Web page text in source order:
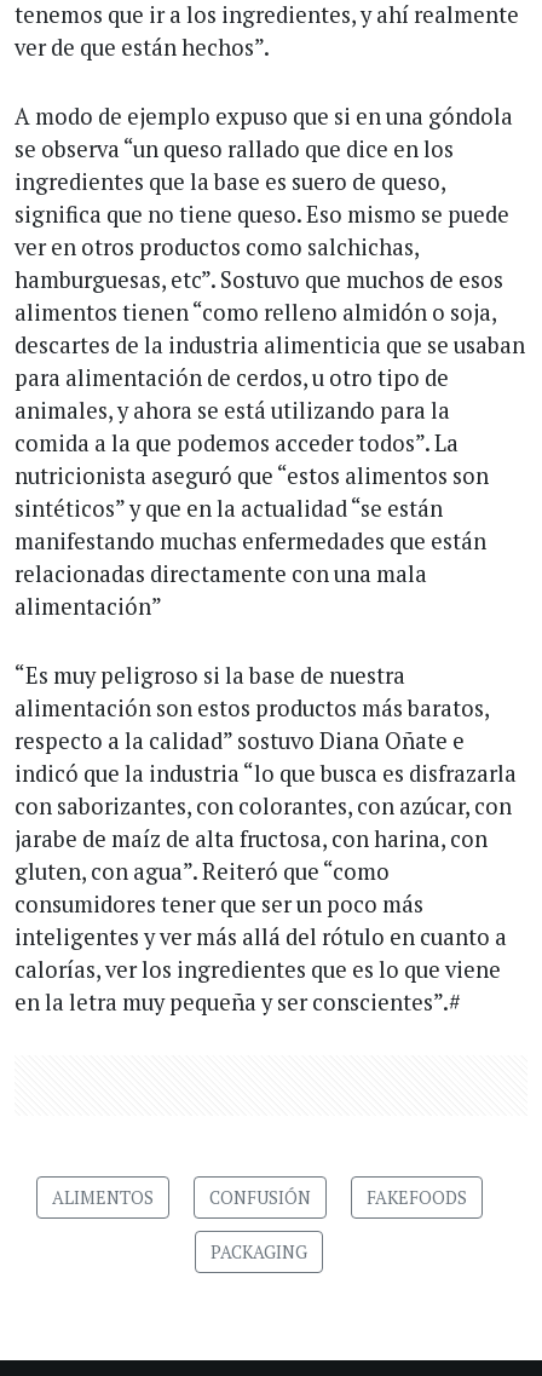
tenemos que ir a los ingredientes, y ahí realmente
ver de que están hechos”.
A modo de ejemplo expuso que si en una góndola
se observa “un queso rallado que dice en los
ingredientes que la base es suero de queso,
significa que no tiene queso. Eso mismo se puede
ver en otros productos como salchichas,
hamburguesas, etc”. Sostuvo que muchos de esos
alimentos tienen “como relleno almidón o soja,
descartes de la industria alimenticia que se usaban
para alimentación de cerdos, u otro tipo de
animales, y ahora se está utilizando para la
comida a la que podemos acceder todos”. La
nutricionista aseguró que “estos alimentos son
sintéticos” y que en la actualidad “se están
manifestando muchas enfermedades que están
relacionadas directamente con una mala
alimentación”
“Es muy peligroso si la base de nuestra
alimentación son estos productos más baratos,
respecto a la calidad” sostuvo Diana Oñate e
indicó que la industria “lo que busca es disfrazarla
con saborizantes, con colorantes, con azúcar, con
jarabe de maíz de alta fructosa, con harina, con
gluten, con agua”. Reiteró que “como
consumidores tener que ser un poco más
inteligentes y ver más allá del rótulo en cuanto a
calorías, ver los ingredientes que es lo que viene
en la letra muy pequeña y ser conscientes”.#
ALIMENTOS CONFUSIÓN FAKEFOODS
PACKAGING